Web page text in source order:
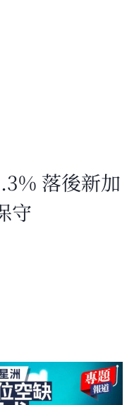
落後新加
守